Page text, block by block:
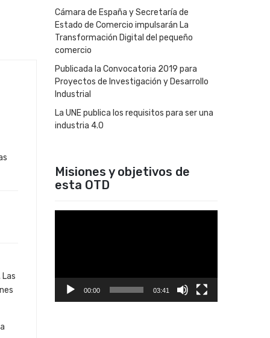
Cámara de España y Secretaría de
Estado de Comercio impulsarán La
Transformación Digital del pequeño
comercio
Publicada la Convocatoria 2019 para
Proyectos de Investigación y Desarrollo
Industrial
La UNE publica los requisitos para ser una
industria 4.0
Misiones y objetivos de
esta OTD
00:00 03:41